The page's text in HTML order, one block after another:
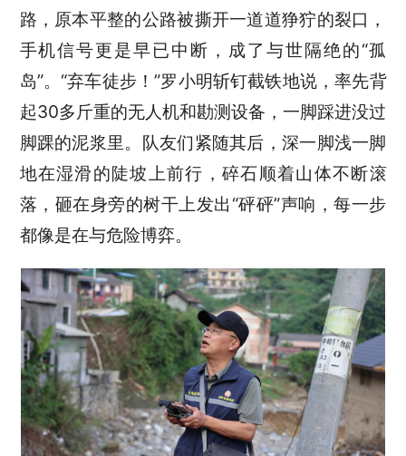
路，原本平整的公路被撕开一道道狰狞的裂口，
手机信号更是早已中断，成了与世隔绝的“孤
岛”。“弃车徒步！”罗小明斩钉截铁地说，率先背
起30多斤重的无人机和勘测设备，一脚踩进没过
脚踝的泥浆里。队友们紧随其后，深一脚浅一脚
地在湿滑的陡坡上前行，碎石顺着山体不断滚
落，砸在身旁的树干上发出“砰砰”声响，每一步
都像是在与危险博弈。